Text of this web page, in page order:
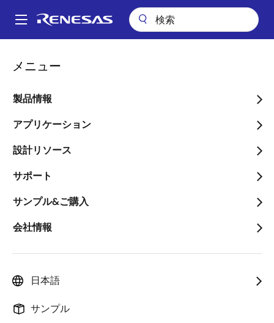
ン
Main
メニュー
製品情報
アプリケーション
設計リソース
サポート
サンプル&ご購入
会社情報
日本語
サンプル
パ
ン
く
ず
算概要(IFRS)
2020年4月27日